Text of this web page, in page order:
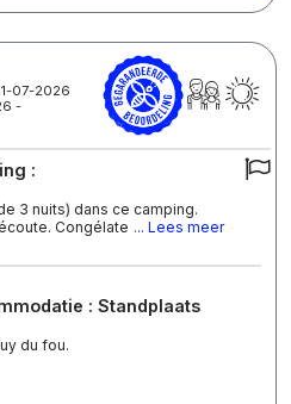
07-2026
-
:
3 nuits) dans ce camping.
Congélate ... Lees meer
: Standplaats
du fou.